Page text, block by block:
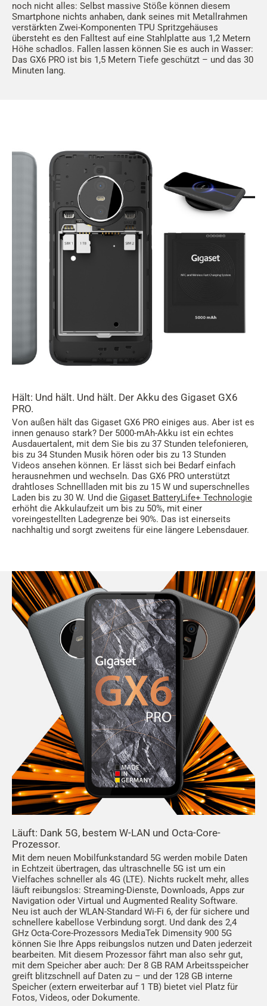
noch nicht alles: Selbst massive Stöße können diesem
Smartphone nichts anhaben, dank seines mit Metallrahmen
verstärkten Zwei-Komponenten TPU Spritzgehäuses
übersteht es den Falltest auf eine Stahlplatte aus 1,2 Metern
Höhe schadlos. Fallen lassen können Sie es auch in Wasser:
Das GX6 PRO ist bis 1,5 Metern Tiefe geschützt – und das 30
Minuten lang.
Hält: Und hält. Und hält. Der Akku des Gigaset GX6
PRO.
Von außen hält das Gigaset GX6 PRO einiges aus. Aber ist es
innen genauso stark? Der 5000-mAh-Akku ist ein echtes
Ausdauertalent, mit dem Sie bis zu 37 Stunden telefonieren,
bis zu 34 Stunden Musik hören oder bis zu 13 Stunden
Videos ansehen können. Er lässt sich bei Bedarf einfach
herausnehmen und wechseln. Das GX6 PRO unterstützt
drahtloses Schnellladen mit bis zu 15 W und superschnelles
Laden bis zu 30 W. Und die Gigaset BatteryLife+ Technologie
erhöht die Akkulaufzeit um bis zu 50%, mit einer
voreingestellten Ladegrenze bei 90%. Das ist einerseits
nachhaltig und sorgt zweitens für eine längere Lebensdauer.
Läuft: Dank 5G, bestem W-LAN und Octa-Core-
Prozessor.
Mit dem neuen Mobilfunkstandard 5G werden mobile Daten
in Echtzeit übertragen, das ultraschnelle 5G ist um ein
Vielfaches schneller als 4G (LTE). Nichts ruckelt mehr, alles
läuft reibungslos: Streaming-Dienste, Downloads, Apps zur
Navigation oder Virtual und Augmented Reality Software.
Neu ist auch der WLAN-Standard Wi-Fi 6, der für sichere und
schnellere kabellose Verbindung sorgt. Und dank des 2,4
GHz Octa-Core-Prozessors MediaTek Dimensity 900 5G
können Sie Ihre Apps reibungslos nutzen und Daten jederzeit
bearbeiten. Mit diesem Prozessor fährt man also sehr gut,
mit dem Speicher aber auch: Der 8 GB RAM Arbeitsspeicher
greift blitzschnell auf Daten zu – und der 128 GB interne
Speicher (extern erweiterbar auf 1 TB) bietet viel Platz für
Fotos, Videos, oder Dokumente.